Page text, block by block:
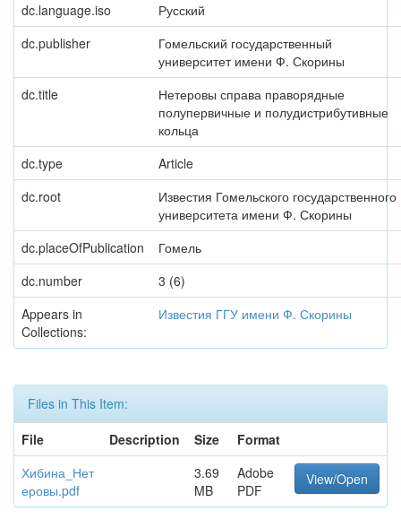
dc.language.iso
Русский
dc.publisher
Гомельский государственный
университет имени Ф. Скорины
dc.title
Нетеровы справа праворядные
полупервичные и полудистрибутивные
кольца
dc.type
Article
dc.root
Известия Гомельского государственного
университета имени Ф. Скорины
dc.placeOfPublication
Гомель
dc.number
3 (6)
Appears in
Collections:
Известия ГГУ имени Ф. Скорины
Files in This Item:
File
Description Size
Format
Хибина_Нет
еровы.pdf
3.69
MB
Adobe
PDF
View/Open